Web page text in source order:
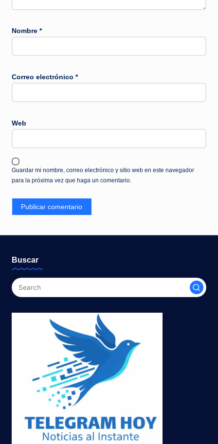
Nombre *
Correo electrónico *
Web
Guardar mi nombre, correo electrónico y sitio web en este navegador
para la próxima vez que haga un comentario.
Buscar